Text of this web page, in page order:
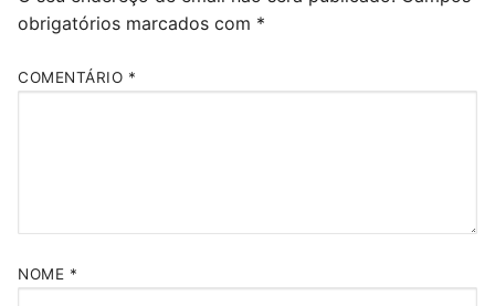
obrigatórios marcados com *
COMENTÁRIO *
NOME *